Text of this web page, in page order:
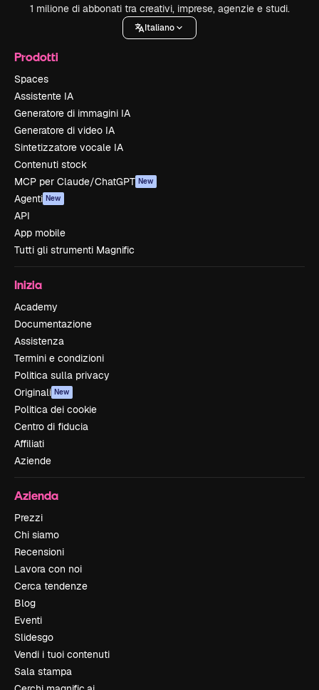
1 milione di abbonati tra creativi, imprese, agenzie e studi.
Italiano
Prodotti
Spaces
Assistente IA
Generatore di immagini IA
Generatore di video IA
Sintetizzatore vocale IA
Contenuti stock
MCP per Claude/ChatGPT New
Agenti New
API
App mobile
Tutti gli strumenti Magnific
Inizia
Academy
Documentazione
Assistenza
Termini e condizioni
Politica sulla privacy
Originali New
Politica dei cookie
Centro di fiducia
Affiliati
Aziende
Azienda
Prezzi
Chi siamo
Recensioni
Lavora con noi
Cerca tendenze
Blog
Eventi
Slidesgo
Vendi i tuoi contenuti
Sala stampa